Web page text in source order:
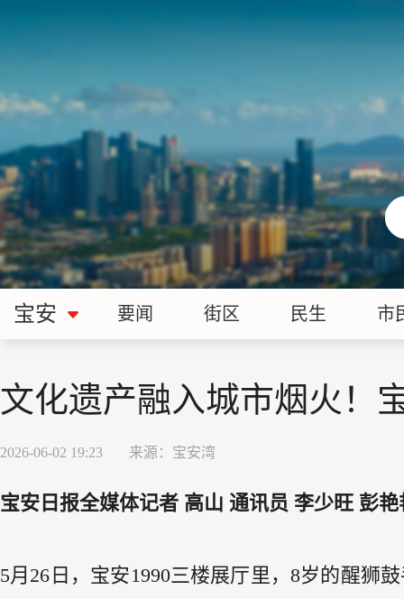
宝安 要闻 街区 民生 市
文化遗产融入城市烟火！
2026-06-02 19:23 来源： 宝安湾
宝安日报全媒体记者 高山 通讯员 李少旺 彭
5月26日，宝安1990三楼展厅里，8岁的醒狮